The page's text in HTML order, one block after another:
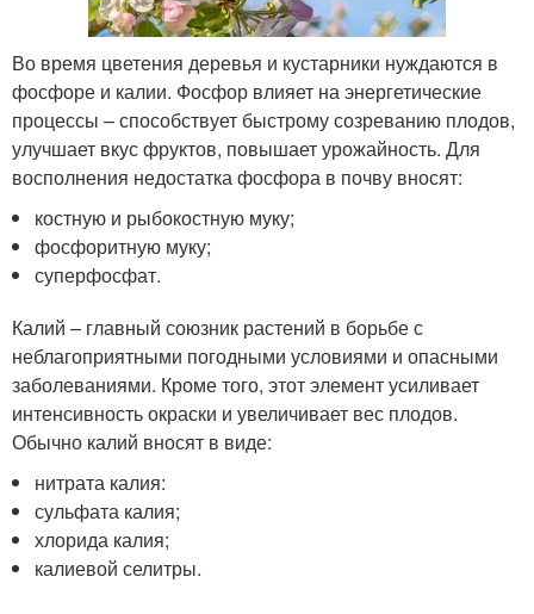
Во время цветения деревья и кустарники нуждаются в
фосфоре и калии. Фосфор влияет на энергетические
процессы – способствует быстрому созреванию плодов,
улучшает вкус фруктов, повышает урожайность. Для
восполнения недостатка фосфора в почву вносят:
костную и рыбокостную муку;
фосфоритную муку;
суперфосфат.
Калий – главный союзник растений в борьбе с
неблагоприятными погодными условиями и опасными
заболеваниями. Кроме того, этот элемент усиливает
интенсивность окраски и увеличивает вес плодов.
Обычно калий вносят в виде:
нитрата калия:
сульфата калия;
хлорида калия;
калиевой селитры.